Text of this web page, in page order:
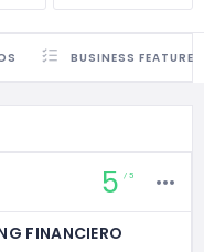
BUSINESS FEATURES
5 5
FINANCIERO